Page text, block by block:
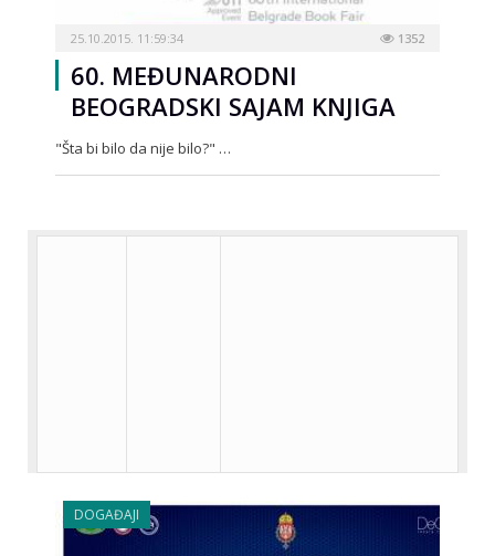
25.10.2015. 11:59:34 1352
60. MEĐUNARODNI
BEOGRADSKI SAJAM KNJIGA
"Šta bi bilo da nije bilo?" …
DOGAĐAJI